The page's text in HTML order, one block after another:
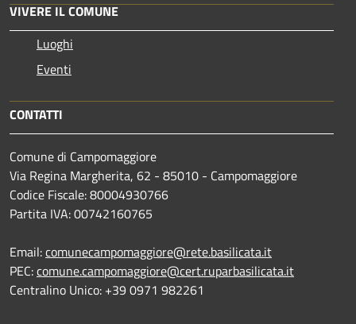
VIVERE IL COMUNE
Luoghi
Eventi
CONTATTI
Comune di Campomaggiore
Via Regina Margherita, 62 - 85010 - Campomaggiore
Codice Fiscale: 80004930766
Partita IVA: 00742160765
Email:comunecampomaggiore@rete.basilicata.it
PEC:comune.campomaggiore@cert.ruparbasilicata.it
Centralino Unico: +39 0971 982261